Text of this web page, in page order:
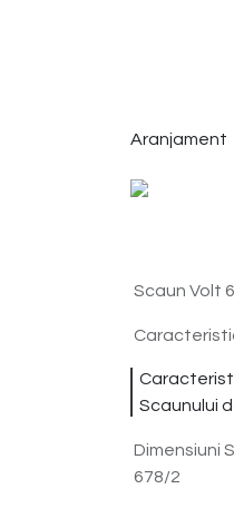
Aranjament
Scaun Volt
Scaunului
Dimensiuni
678/2